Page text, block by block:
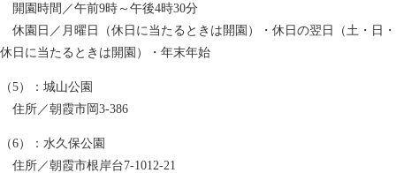
開園時間／午前9時～午後4時30分
休園日／月曜日（休日に当たるときは開園）・休日の翌日（土・日・
休日に当たるときは開園）・年末年始
（5）：城山公園
住所／朝霞市岡3-386
（6）：水久保公園
住所／朝霞市根岸台7-1012-21